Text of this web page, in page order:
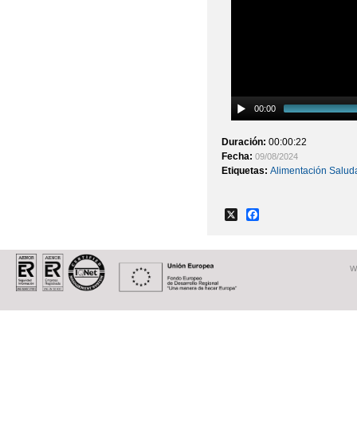
00:00
Duración: 00:00:22
Fecha: 09/08/2024
Etiquetas: Alimentación